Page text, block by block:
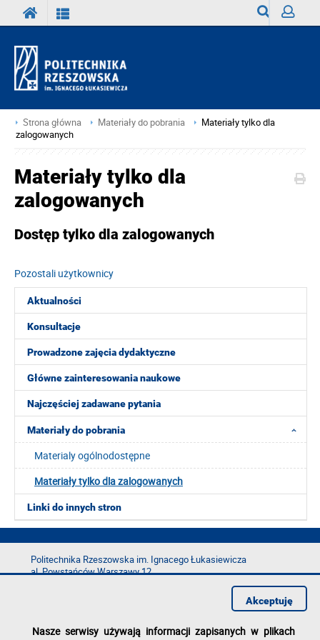
Strona główna Materiały do pobrania
Materiały tylko dla
zalogowanych
Aktualności
Konsultacje
Prowadzone zajęcia dydaktyczne
Główne zainteresowania naukowe
Najczęściej zadawane pytania
Materiały do pobrania
Materialy ogólnodostępne
Materiały tylko dla zalogowanych
Linki do innych stron
Materiały tylko dla
zalogowanych
Dostęp tylko dla zalogowanych
Pozostali użytkownicy
Politechnika Rzeszowska im. Ignacego Łukasiewicza
al. Powstańców Warszawy 12
e-mail:kancelaria@prz.edu.pl
Nasze serwisy używają informacji zapisanych w plikach
Akceptuję